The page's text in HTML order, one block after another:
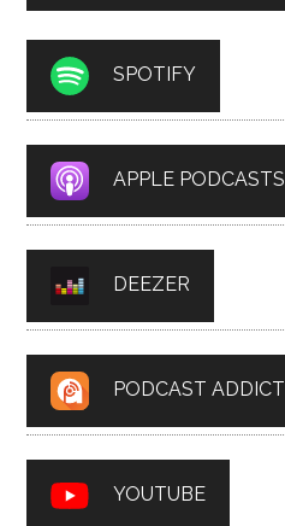
SPOTIFY
APPLE PODCASTS
DEEZER
PODCAST ADDICT
YOUTUBE